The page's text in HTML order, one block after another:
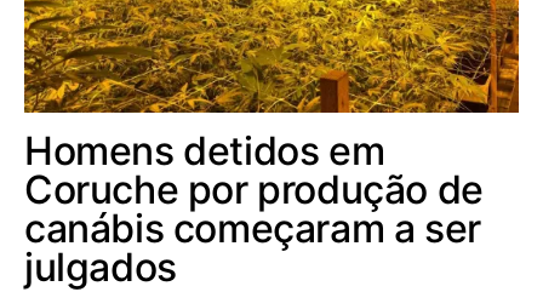
Homens detidos em
Coruche por produção de
canábis começaram a ser
julgados